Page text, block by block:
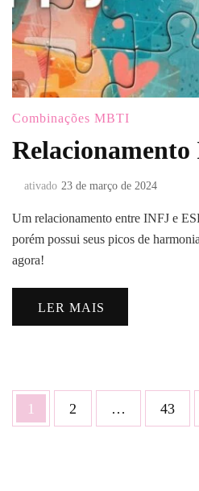
Combinações MBTI
ativado 23 de março de 2024
Um relacionamento entre INFJ e
porém possui seus picos de
agora!
LER MAIS
Paginação
de
Página
1 Página
2 … Página
43